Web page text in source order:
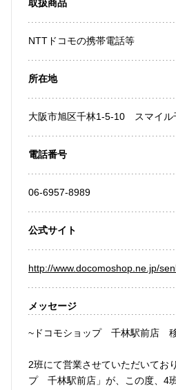
取扱商品
NTTドコモの携帯電話等
所在地
大阪市旭区千林1-5-10 スマイル
電話番号
06-6957-8989
公式サイト
http://www.docomoshop.ne.jp/
メッセージ
~ドコモショップ 千林駅前店
2班にて営業させていただいてお
プ 千林駅前店」が、この度、4